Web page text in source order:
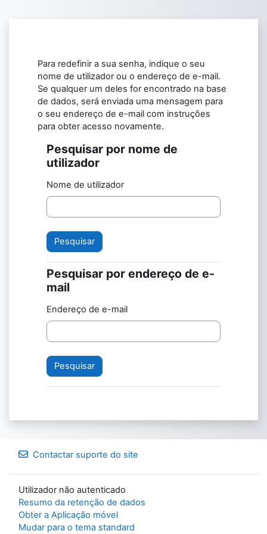
Para redefinir a sua senha, indique o seu
nome de utilizador ou o endereço de e-mail.
Se qualquer um deles for encontrado na base
de dados, será enviada uma mensagem para
o seu endereço de e-mail com instruções
para obter acesso novamente.
Pesquisar por nome de utilizador
Pesquisar por nome de
utilizador
Nome de utilizador
Pesquisar por endereço de e-mail
Pesquisar por endereço de e-
mail
Endereço de e-mail
Contactar suporte do site
Utilizador não autenticado
Resumo da retenção de dados
Obter a Aplicação móvel
Mudar para o tema standard